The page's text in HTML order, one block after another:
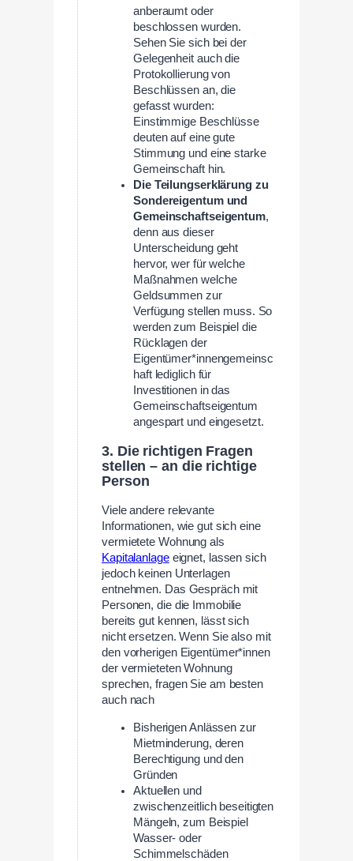
anberaumt oder
beschlossen wurden.
Sehen Sie sich bei der
Gelegenheit auch die
Protokollierung von
Beschlüssen an, die
gefasst wurden:
Einstimmige Beschlüsse
deuten auf eine gute
Stimmung und eine starke
Gemeinschaft hin.
Die Teilungserklärung zu
Sondereigentum und
Gemeinschaftseigentum,
denn aus dieser
Unterscheidung geht
hervor, wer für welche
Maßnahmen welche
Geldsummen zur
Verfügung stellen muss. So
werden zum Beispiel die
Rücklagen der
Eigentümer*innengemeinsc
haft lediglich für
Investitionen in das
Gemeinschaftseigentum
angespart und eingesetzt.
3. Die richtigen Fragen
stellen – an die richtige
Person
Viele andere relevante
Informationen, wie gut sich eine
vermietete Wohnung als
Kapitalanlageeignet, lassen sich
jedoch keinen Unterlagen
entnehmen. Das Gespräch mit
Personen, die die Immobilie
bereits gut kennen, lässt sich
nicht ersetzen. Wenn Sie also mit
den vorherigen Eigentümer*innen
der vermieteten Wohnung
sprechen, fragen Sie am besten
auch nach
Bisherigen Anlässen zur
Mietminderung, deren
Berechtigung und den
Gründen
Aktuellen und
zwischenzeitlich beseitigten
Mängeln, zum Beispiel
Wasser- oder
Schimmelschäden